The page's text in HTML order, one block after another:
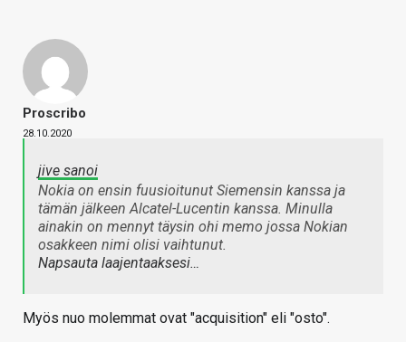
Proscribo
28.10.2020
jive sanoi
Nokia on ensin fuusioitunut Siemensin kanssa ja
tämän jälkeen Alcatel-Lucentin kanssa. Minulla
ainakin on mennyt täysin ohi memo jossa Nokian
osakkeen nimi olisi vaihtunut.
Napsauta laajentaaksesi…
Myös nuo molemmat ovat "acquisition" eli "osto".